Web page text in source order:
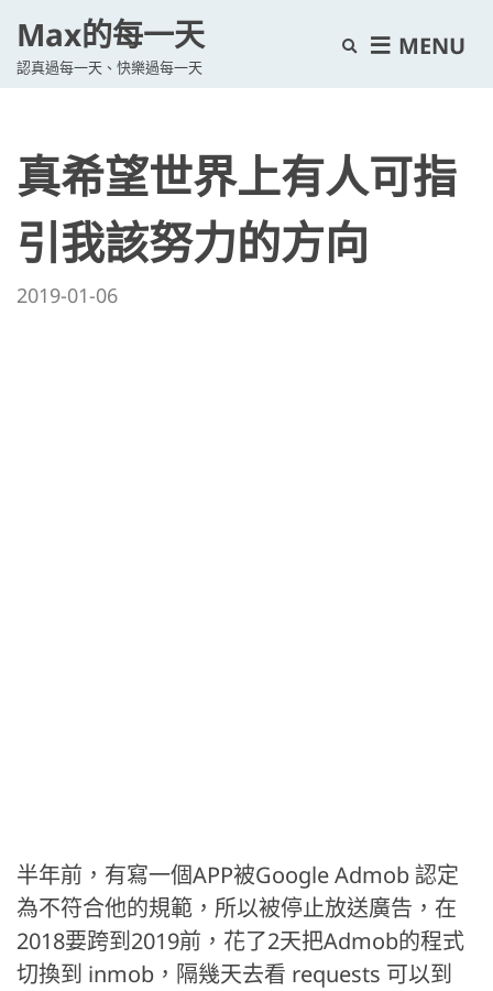
Max的每一天
認真過每一天、快樂過每一天
E
d
s
e
MENU
真希望世界上有人可指
引我該努力的方向
2019-01-06
半年前，有寫一個APP被Google Admob 認定
為不符合他的規範，所以被停止放送廣告，在
2018要跨到2019前，花了2天把Admob的程式
切換到 inmob，隔幾天去看 requests 可以到